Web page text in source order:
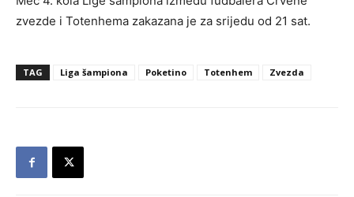
zvezde i Totenhema zakazana je za srijedu od 21 sat.
TAG Liga šampiona Poketino Totenhem Zvezda